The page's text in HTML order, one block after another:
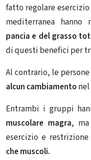
fatto regolare
mediterranea hanno
pancia e del grasso
di questi benefici per
Al contrario, le
alcun cambiamento
Entrambi i gruppi
muscolare magra,
esercizio e restrizione
che muscoli.